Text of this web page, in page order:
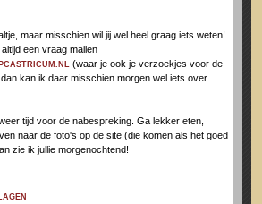
maar misschien wil jij wel heel graag iets weten!
een vraag mailen
(waar je ook je verzoekjes voor de
kan ik daar misschien morgen wel iets over
tijd voor de nabespreking. Ga lekker eten,
naar de foto's op de site (die komen als het goed
zie ik jullie morgenochtend!